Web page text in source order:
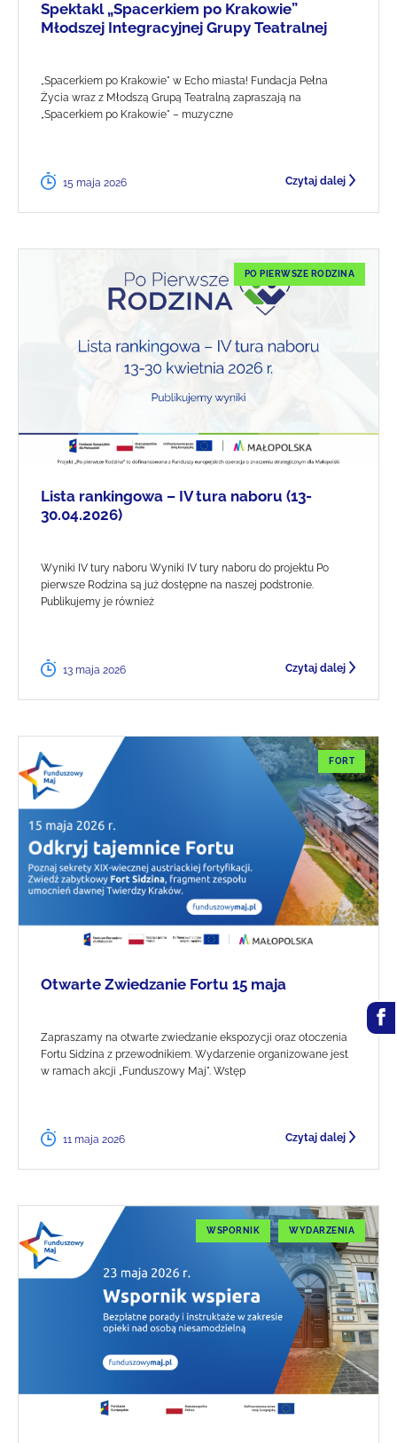
Spektakl „Spacerkiem po Krakowie”
Młodszej Integracyjnej Grupy Teatralnej
„Spacerkiem po Krakowie" w Echo miasta! Fundacja Pełna
Życia wraz z Młodszą Grupą Teatralną zapraszają na
„Spacerkiem po Krakowie" – muzyczne
15 maja 2026 Czytaj dalej
PO PIERWSZE RODZINA
Lista rankingowa – IV tura naboru (13-
30.04.2026)
Wyniki IV tury naboru Wyniki IV tury naboru do projektu Po
pierwsze Rodzina są już dostępne na naszej podstronie.
Publikujemy je również
13 maja 2026 Czytaj dalej
FORT
Otwarte Zwiedzanie Fortu 15 maja
Zapraszamy na otwarte zwiedzanie ekspozycji oraz otoczenia
Fortu Sidzina z przewodnikiem. Wydarzenie organizowane jest
w ramach akcji „Funduszowy Maj". Wstęp
11 maja 2026 Czytaj dalej
WSPORNIK WYDARZENIA